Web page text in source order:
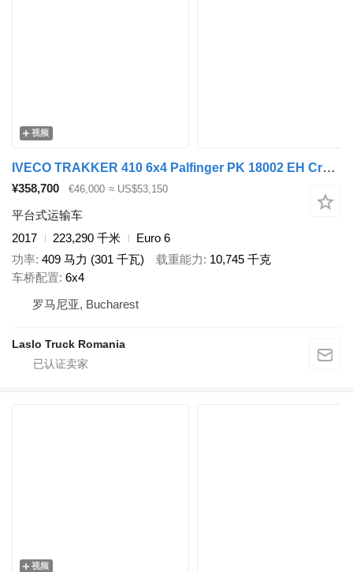
视频
IVECO TRAKKER 410 6x4 Palfinger PK 18002 EH Crane
¥358,700 €46,000 ≈ US$53,150
平台式运输车
2017
223,290 千米
Euro 6
功率 409 马力 (301 千瓦) 载重能力
10,745 千克
车桥配置 6x4
罗马尼亚, Bucharest
Laslo Truck Romania
视频